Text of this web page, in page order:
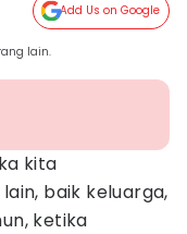
Add Us on Google
lain.
kita
baik keluarga,
ketika